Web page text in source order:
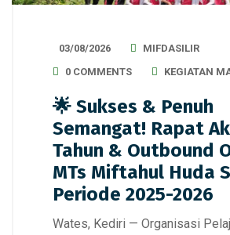
03/08/2026
MIFDASILIR
0 COMMENTS
KEGIATAN
🌟 Sukses & Penuh
Semangat! Rapat
Tahun & Outbound
MTs Miftahul Huda
Periode 2025-2026
Wates, Kediri — Organisasi